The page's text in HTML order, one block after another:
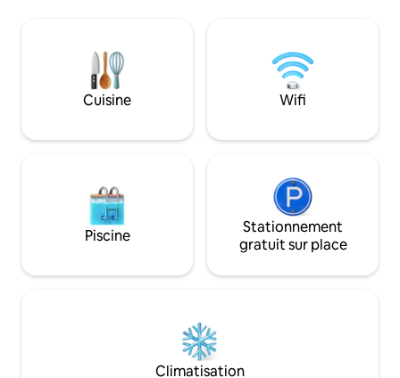
Wi-Fi et d'un abri
gratuit. Le
manger ouverts
s'installer
logement à
accéder.
Cuisine Wifi
Piscine
Stationnement
gratuit sur place
Climatisation